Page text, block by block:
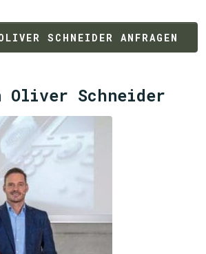
SCHNEIDER ANFRAGEN
Oliver Schneider